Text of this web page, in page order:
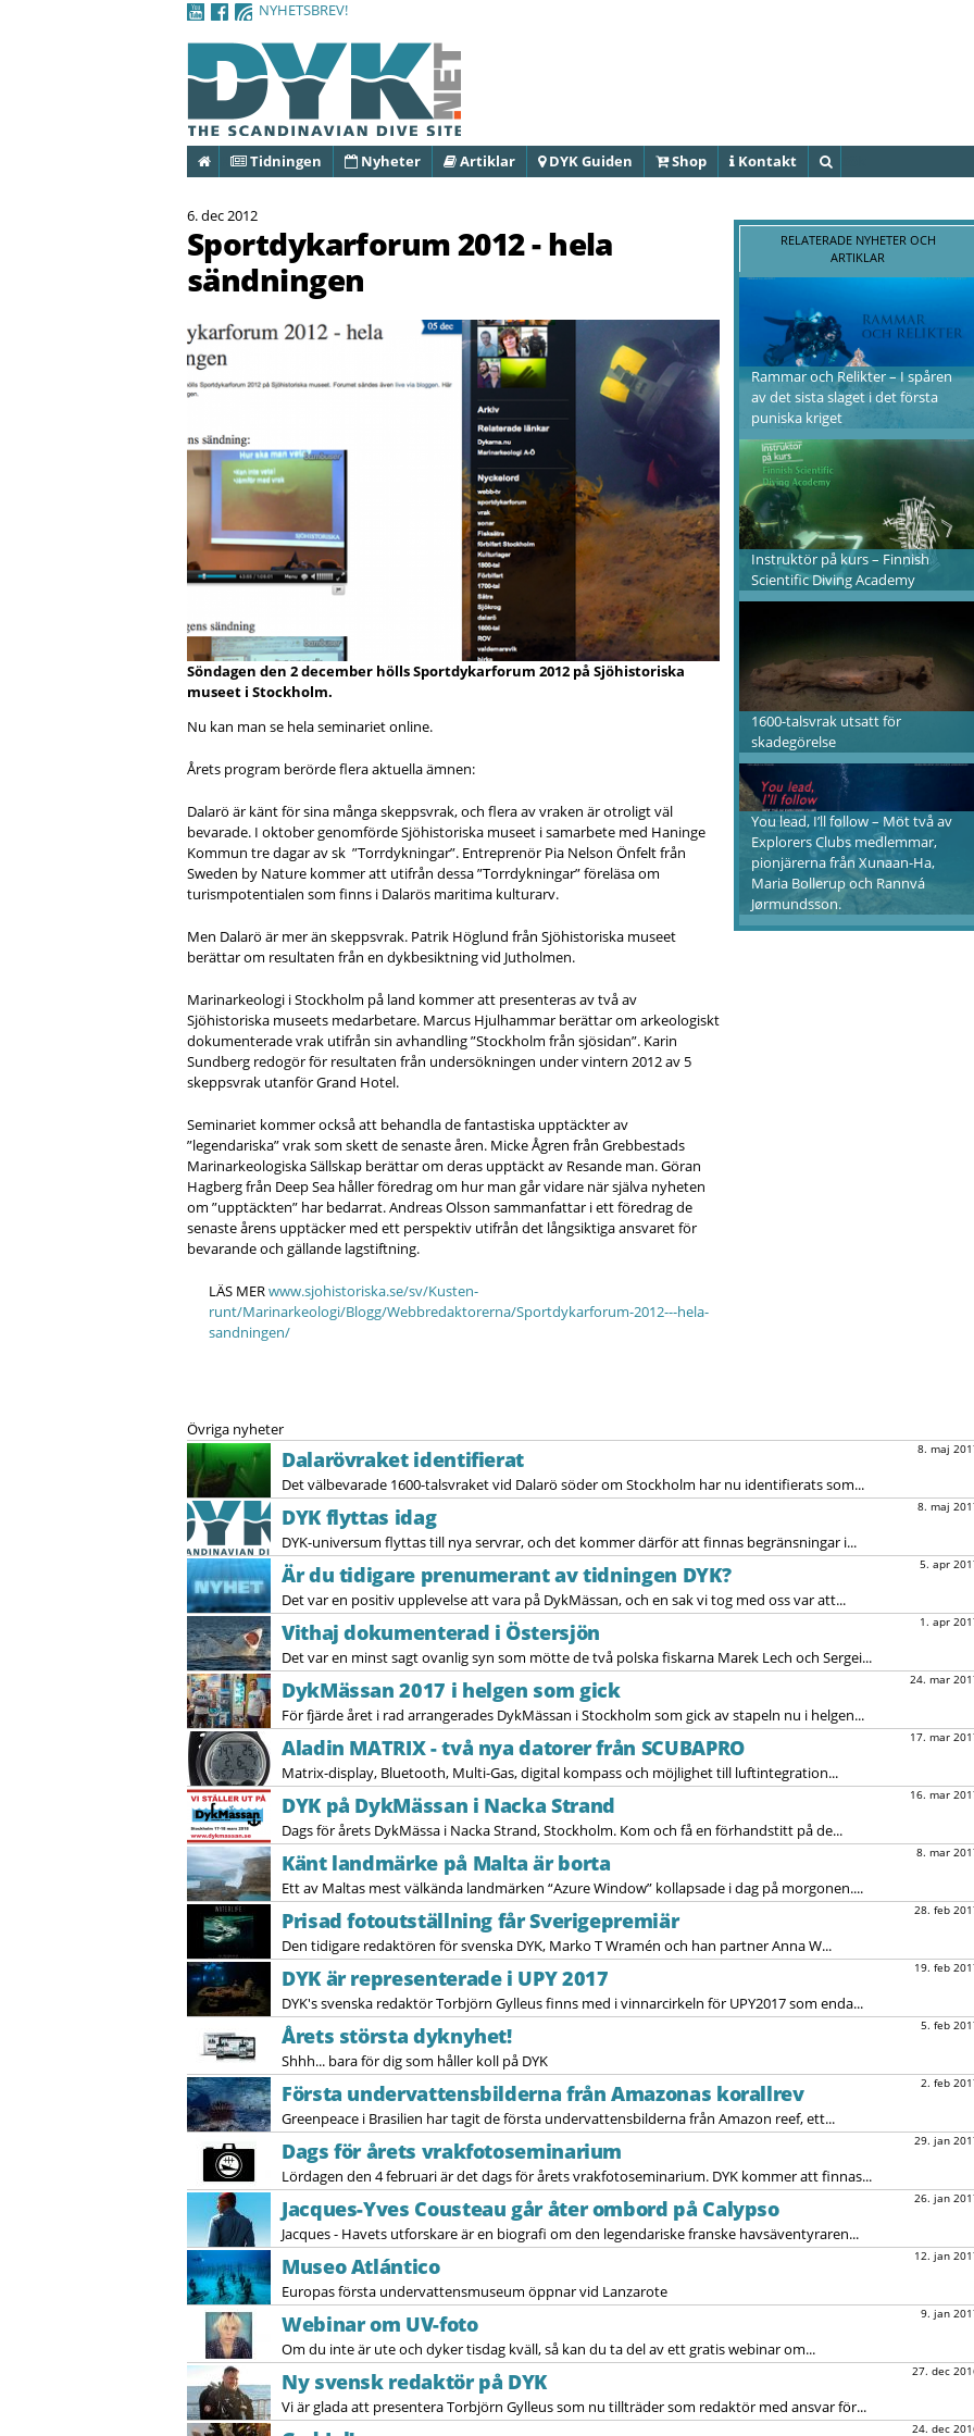
NYHETSBREV!
HemTidningen Nyheter Artiklar DYK Guiden Shop Kontakt
6. dec 2012
Sportdykarforum 2012 - hela
sändningen
Söndagen den 2 december hölls Sportdykarforum 2012 på Sjöhistoriska
museet i Stockholm.
Nu kan man se hela seminariet online.
Årets program berörde flera aktuella ämnen:
Dalarö är känt för sina många skeppsvrak, och flera av vraken är otroligt väl
bevarade. I oktober genomförde Sjöhistoriska museet i samarbete med Haninge
Kommun tre dagar av sk ”Torrdykningar”. Entreprenör Pia Nelson Önfelt från
Sweden by Nature kommer att utifrån dessa ”Torrdykningar” föreläsa om
turismpotentialen som finns i Dalarös maritima kulturarv.
Men Dalarö är mer än skeppsvrak. Patrik Höglund från Sjöhistoriska museet
berättar om resultaten från en dykbesiktning vid Jutholmen.
Marinarkeologi i Stockholm på land kommer att presenteras av två av
Sjöhistoriska museets medarbetare. Marcus Hjulhammar berättar om arkeologiskt
dokumenterade vrak utifrån sin avhandling ”Stockholm från sjösidan”. Karin
Sundberg redogör för resultaten från undersökningen under vintern 2012 av 5
skeppsvrak utanför Grand Hotel.
Seminariet kommer också att behandla de fantastiska upptäckter av
”legendariska” vrak som skett de senaste åren. Micke Ågren från Grebbestads
Marinarkeologiska Sällskap berättar om deras upptäckt av Resande man. Göran
Hagberg från Deep Sea håller föredrag om hur man går vidare när själva nyheten
om ”upptäckten” har bedarrat. Andreas Olsson sammanfattar i ett föredrag de
senaste årens upptäcker med ett perspektiv utifrån det långsiktiga ansvaret för
bevarande och gällande lagstiftning.
LÄS MERwww.sjohistoriska.se/sv/Kusten-
runt/Marinarkeologi/Blogg/Webbredaktorerna/Sportdykarforum-2012---hela-
sandningen/
RELATERADE NYHETER OCH
ARTIKLAR
Rammar och Relikter – I spåren
av det sista slaget i det första
puniska kriget
Instruktör på kurs – Finnish
Scientific Diving Academy
1600-talsvrak utsatt för
skadegörelse
You lead, I’ll follow – Möt två av
Explorers Clubs medlemmar,
pionjärerna från Xunaan-Ha,
Maria Bollerup och Rannvá
Jørmundsson.
Övriga nyheter
8. maj
Dalarövraket identifierat
Det välbevarade 1600-talsvraket vid Dalarö söder om Stockholm har nu identifierats som...
8. maj
DYK flyttas idag
DYK-universum flyttas till nya servrar, och det kommer därför att finnas begränsningar i...
5. apr
Är du tidigare prenumerant av tidningen DYK?
Det var en positiv upplevelse att vara på DykMässan, och en sak vi tog med oss var att...
1. apr
Vithaj dokumenterad i Östersjön
Det var en minst sagt ovanlig syn som mötte de två polska fiskarna Marek Lech och Sergei...
24. mar
DykMässan 2017 i helgen som gick
För fjärde året i rad arrangerades DykMässan i Stockholm som gick av stapeln nu i helgen...
17. mar
Aladin MATRIX - två nya datorer från SCUBAPRO
Matrix-display, Bluetooth, Multi-Gas, digital kompass och möjlighet till luftintegration...
16. mar
DYK på DykMässan i Nacka Strand
Dags för årets DykMässa i Nacka Strand, Stockholm. Kom och få en förhandstitt på de...
8. mar
Känt landmärke på Malta är borta
Ett av Maltas mest välkända landmärken “Azure Window” kollapsade i dag på morgonen....
28. feb
Prisad fotoutställning får Sverigepremiär
Den tidigare redaktören för svenska DYK, Marko T Wramén och han partner Anna W...
19. feb
DYK är representerade i UPY 2017
DYK's svenska redaktör Torbjörn Gylleus finns med i vinnarcirkeln för UPY2017 som enda...
5. feb
Årets största dyknyhet!
Shhh... bara för dig som håller koll på DYK
2. feb
Första undervattensbilderna från Amazonas korallrev
Greenpeace i Brasilien har tagit de första undervattensbilderna från Amazon reef, ett...
29. jan
Dags för årets vrakfotoseminarium
Lördagen den 4 februari är det dags för årets vrakfotoseminarium. DYK kommer att finnas...
26. jan
Jacques-Yves Cousteau går åter ombord på Calypso
Jacques - Havets utforskare är en biografi om den legendariske franske havsäventyraren...
12. jan
Museo Atlántico
Europas första undervattensmuseum öppnar vid Lanzarote
9. jan
Webinar om UV-foto
Om du inte är ute och dyker tisdag kväll, så kan du ta del av ett gratis webinar om...
27. dec
Ny svensk redaktör på DYK
Vi är glada att presentera Torbjörn Gylleus som nu tillträder som redaktör med ansvar för...
24. dec